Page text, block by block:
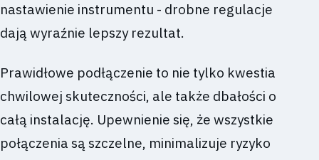
nastawienie instrumentu - drobne regulacje
dają wyraźnie lepszy rezultat.
Prawidłowe podłączenie to nie tylko kwestia
chwilowej skuteczności, ale także dbałości o
całą instalację. Upewnienie się, że wszystkie
połączenia są szczelne, minimalizuje ryzyko